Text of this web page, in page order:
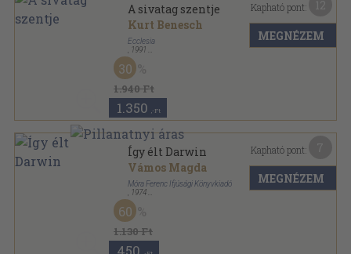
A sivatag szentje
Kurt Benesch
Ecclesia
1991
Ragasztott papírkötés
1.940 Ft
30
1.350 ,-Ft
Kapható pont:
MEGNÉZEM
Így élt Darwin
Vámos Magda
Móra Ferenc Ifjúsági Könyvkiadó
1974
Fűzött kemény papírkötés
Így élt... sorozat
1.130 Ft
60
Kapható pont:
MEGNÉZEM